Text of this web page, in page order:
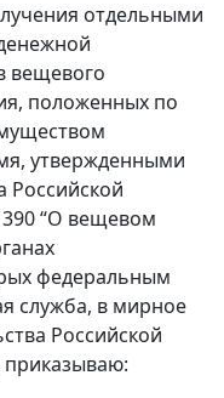
отдельными
вещевого
положенных по
утвержденными
Российской
“О вещевом
федеральным
служба, в мирное
Российской
приказываю: